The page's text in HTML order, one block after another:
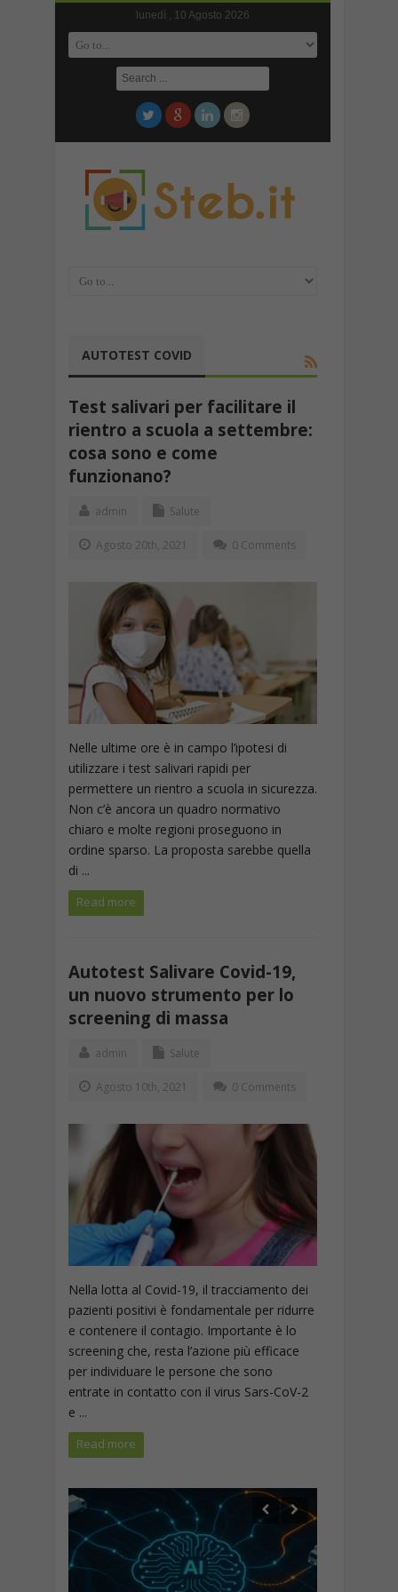
lunedì , 10 Agosto 2026
AUTOTEST COVID
Test salivari per facilitare il
rientro a scuola a settembre:
cosa sono e come
funzionano?
admin Salute
Agosto 20th, 2021 0 Comments
Nelle ultime ore è in campo l’ipotesi di
utilizzare i test salivari rapidi per
permettere un rientro a scuola in sicurezza.
Non c’è ancora un quadro normativo
chiaro e molte regioni proseguono in
ordine sparso. La proposta sarebbe quella
di ...
Read more
Autotest Salivare Covid-19,
un nuovo strumento per lo
screening di massa
admin Salute
Agosto 10th, 2021 0 Comments
Nella lotta al Covid-19, il tracciamento dei
pazienti positivi è fondamentale per ridurre
e contenere il contagio. Importante è lo
screening che, resta l’azione più efficace
per individuare le persone che sono
entrate in contatto con il virus Sars-CoV-2
e ...
Read more